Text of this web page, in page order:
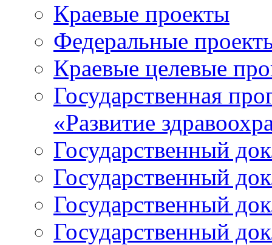
Краевые проекты
Федеральные
Краевые целевые
Государственная
«Развитие
Государственный
Государственный
Государственный
Государственный